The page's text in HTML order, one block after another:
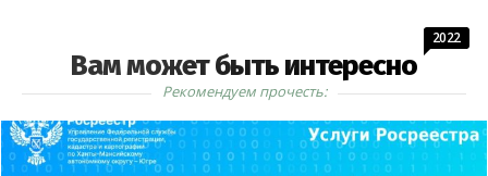
Вам может быть интересно
2022
Рекомендуем прочесть: